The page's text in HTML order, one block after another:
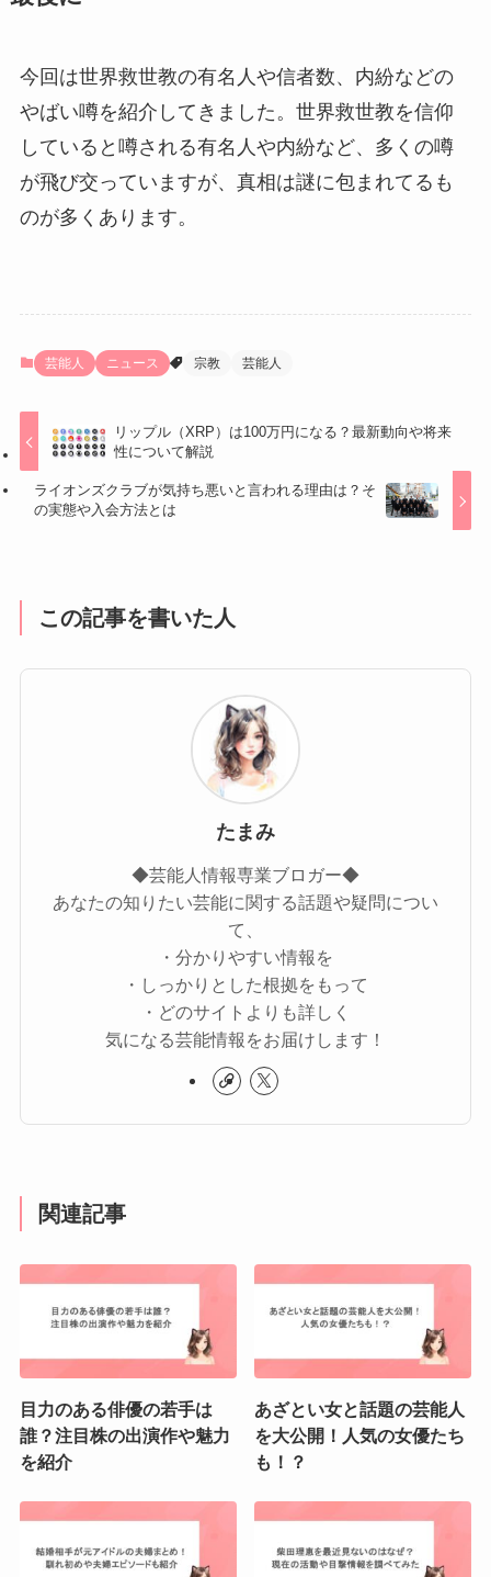
今回は世界救世教の有名人や信者数、内紛などの
やばい噂を紹介してきました。世界救世教を信仰
していると噂される有名人や内紛など、多くの噂
が飛び交っていますが、真相は謎に包まれてるも
のが多くあります。
芸能人 ニュース 宗教 芸能人
リップル（XRP）は100万円になる？最新動向や将来
性について解説
ライオンズクラブが気持ち悪いと言われる理由は？そ
の実態や入会方法とは
この記事を書いた人
たまみ
◆芸能人情報専業ブロガー◆
あなたの知りたい芸能に関する話題や疑問につい
て、
・分かりやすい情報を
・しっかりとした根拠をもって
・どのサイトよりも詳しく
気になる芸能情報をお届けします！
関連記事
目力のある俳優の若手は
誰？注目株の出演作や魅力
を紹介
あざとい女と話題の芸能人
を大公開！人気の女優たち
も！？